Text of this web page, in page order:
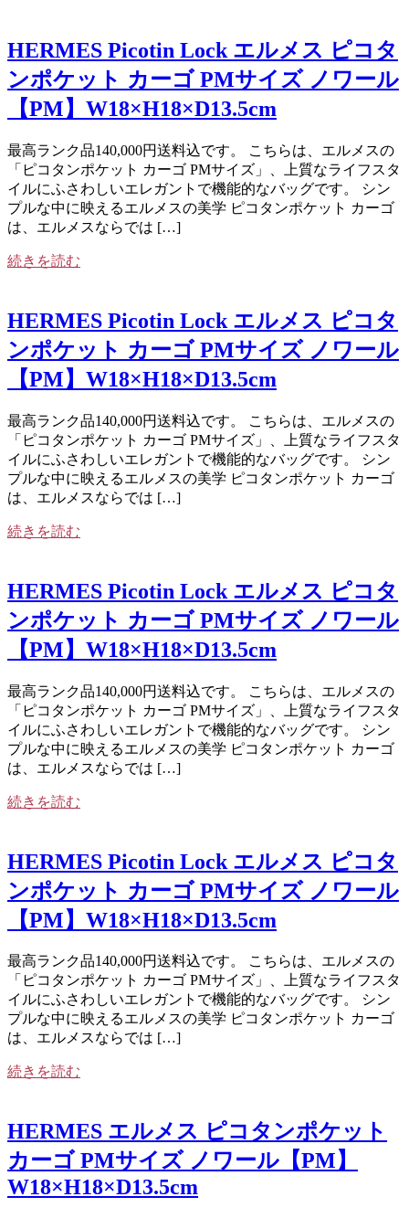
HERMES Picotin Lock エルメス ピコタ
ンポケット カーゴ PMサイズ ノワール
【PM】W18×H18×D13.5cm
最高ランク品140,000円送料込です。 こちらは、エルメスの
「ピコタンポケット カーゴ PMサイズ」、上質なライフスタ
イルにふさわしいエレガントで機能的なバッグです。 シン
プルな中に映えるエルメスの美学 ピコタンポケット カーゴ
は、エルメスならでは […]
続きを読む
HERMES Picotin Lock エルメス ピコタ
ンポケット カーゴ PMサイズ ノワール
【PM】W18×H18×D13.5cm
最高ランク品140,000円送料込です。 こちらは、エルメスの
「ピコタンポケット カーゴ PMサイズ」、上質なライフスタ
イルにふさわしいエレガントで機能的なバッグです。 シン
プルな中に映えるエルメスの美学 ピコタンポケット カーゴ
は、エルメスならでは […]
続きを読む
HERMES Picotin Lock エルメス ピコタ
ンポケット カーゴ PMサイズ ノワール
【PM】W18×H18×D13.5cm
最高ランク品140,000円送料込です。 こちらは、エルメスの
「ピコタンポケット カーゴ PMサイズ」、上質なライフスタ
イルにふさわしいエレガントで機能的なバッグです。 シン
プルな中に映えるエルメスの美学 ピコタンポケット カーゴ
は、エルメスならでは […]
続きを読む
HERMES Picotin Lock エルメス ピコタ
ンポケット カーゴ PMサイズ ノワール
【PM】W18×H18×D13.5cm
最高ランク品140,000円送料込です。 こちらは、エルメスの
「ピコタンポケット カーゴ PMサイズ」、上質なライフスタ
イルにふさわしいエレガントで機能的なバッグです。 シン
プルな中に映えるエルメスの美学 ピコタンポケット カーゴ
は、エルメスならでは […]
続きを読む
HERMES エルメス ピコタンポケット
カーゴ PMサイズ ノワール【PM】
W18×H18×D13.5cm